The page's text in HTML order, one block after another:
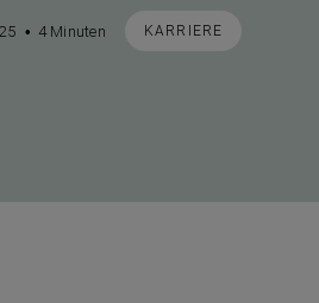
Durchschnittliche
4 Minuten STICHWORTE
KARRIERE